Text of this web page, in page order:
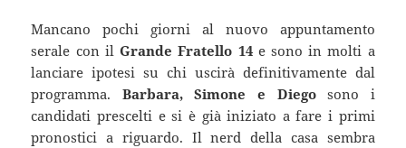
Mancano pochi giorni al nuovo appuntamento
serale con ilGrande Fratello 14e sono in molti a
lanciare ipotesi su chi uscirà definitivamente dal
programma. Barbara, Simone e Diegosono i
candidati prescelti e si è già iniziato a fare i primi
pronostici a riguardo. Il nerd della casa sembra